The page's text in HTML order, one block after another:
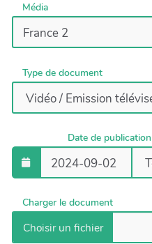
Média
Type de document
Date de publication
Charger le document